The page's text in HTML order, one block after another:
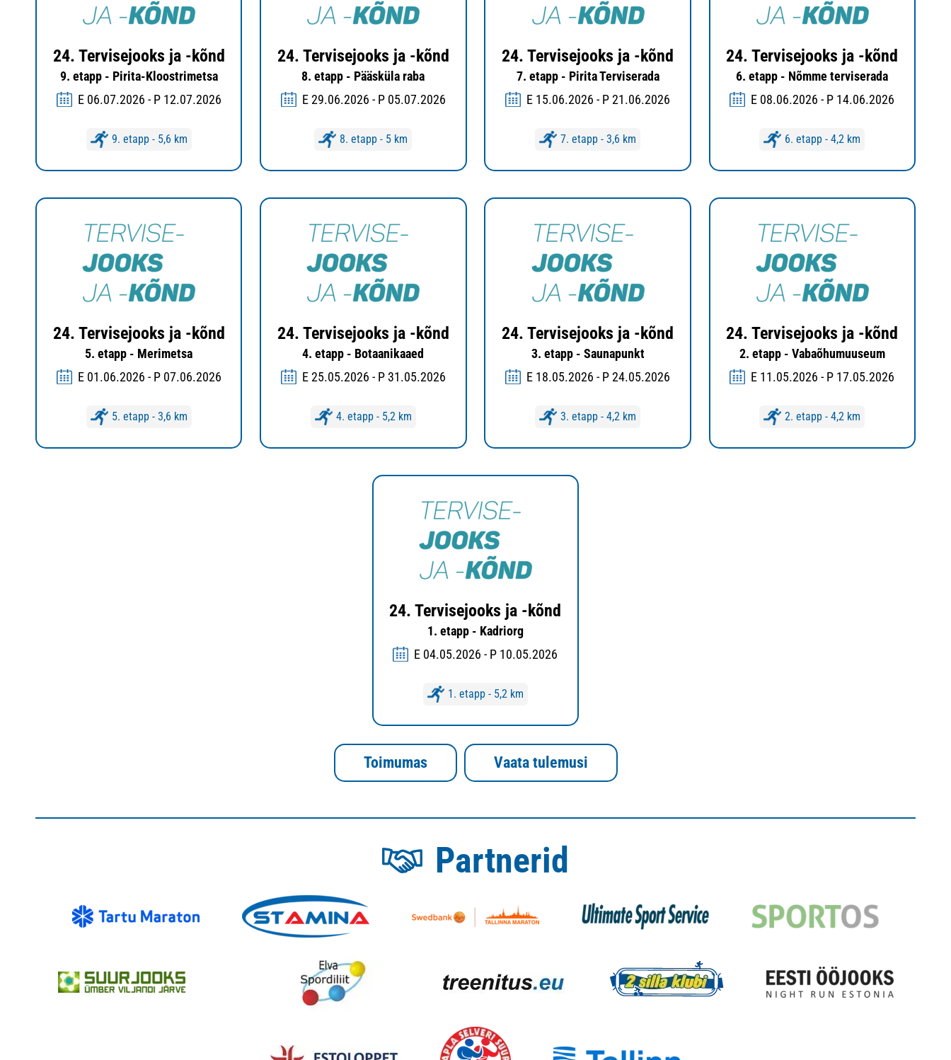
24. Tervisejooks ja -kõnd
9. etapp - Pirita-Kloostrimetsa
E 06.07.2026 - P 12.07.2026
9. etapp - 5,6 km
24. Tervisejooks ja -kõnd
8. etapp - Pääsküla raba
E 29.06.2026 - P 05.07.2026
8. etapp - 5 km
24. Tervisejooks ja -kõnd
7. etapp - Pirita Terviserada
E 15.06.2026 - P 21.06.2026
7. etapp - 3,6 km
24. Tervisejooks ja -kõnd
6. etapp - Nõmme terviserada
E 08.06.2026 - P 14.06.2026
6. etapp - 4,2 km
24. Tervisejooks ja -kõnd
5. etapp - Merimetsa
E 01.06.2026 - P 07.06.2026
5. etapp - 3,6 km
24. Tervisejooks ja -kõnd
4. etapp - Botaanikaaed
E 25.05.2026 - P 31.05.2026
4. etapp - 5,2 km
24. Tervisejooks ja -kõnd
3. etapp - Saunapunkt
E 18.05.2026 - P 24.05.2026
3. etapp - 4,2 km
24. Tervisejooks ja -kõnd
2. etapp - Vabaõhumuuseum
E 11.05.2026 - P 17.05.2026
2. etapp - 4,2 km
24. Tervisejooks ja -kõnd
1. etapp - Kadriorg
E 04.05.2026 - P 10.05.2026
1. etapp - 5,2 km
Toimumas Vaata tulemusi
Partnerid